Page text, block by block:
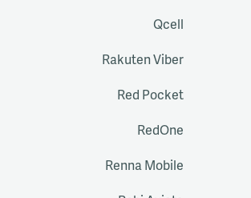
Qcell
Rakuten Viber
Red Pocket
RedOne
Renna Mobile